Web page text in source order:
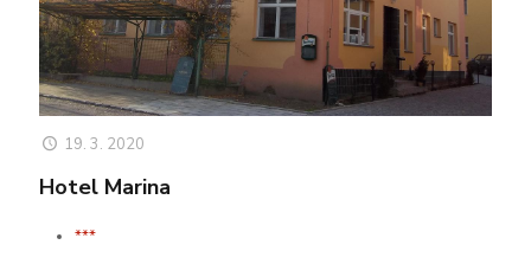
19. 3. 2020
Hotel Marina
***